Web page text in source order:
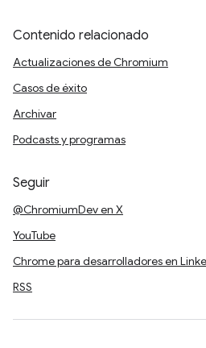
Contenido relacionado
Actualizaciones de Chromium
Casos de éxito
Archivar
Podcasts y programas
Seguir
@ChromiumDev en X
YouTube
Chrome para desarrolladores en
RSS